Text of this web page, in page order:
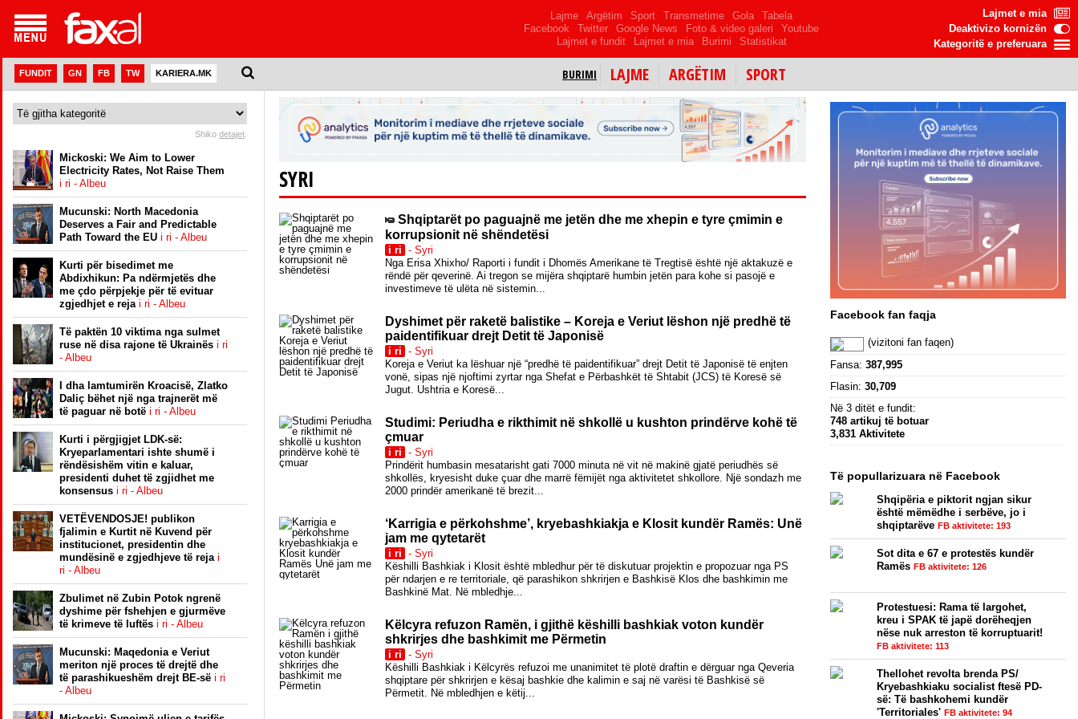
Lajme Argëtim Sport Transmetime Gola
Tabela
Facebook
Twitter Google News Foto & video galeri
Youtube
Lajmet e fundit
Lajmet e mia Burimi Statistikat
Lajmet e mia
Deaktivizo kornizën
Kategoritë e preferuara
FUNDIT GN FB TW KARIERA.MK BURIMI LAJME ARGËTIM SPORT
Shiko detajet
Mickoski: We Aim to Lower
Electricity Rates, Not Raise Them
i ri - Albeu
Mucunski: North Macedonia
Deserves a Fair and Predictable
Path Toward the EU i ri - Albeu
Kurti për bisedimet me
Abdixhikun: Pa ndërmjetës dhe
me çdo përpjekje për të evituar
zgjedhjet e reja i ri - Albeu
Të paktën 10 viktima nga sulmet
ruse në disa rajone të Ukrainës i ri
- Albeu
I dha lamtumirën Kroacisë, Zlatko
Daliç bëhet një nga trajnerët më
të paguar në botë i ri - Albeu
Kurti i përgjigjet LDK-së:
Kryeparlamentari ishte shumë i
rëndësishëm vitin e kaluar,
presidenti duhet të zgjidhet me
konsensus i ri - Albeu
VETËVENDOSJE! publikon
fjalimin e Kurtit në Kuvend për
institucionet, presidentin dhe
mundësinë e zgjedhjeve të reja i
ri - Albeu
Zbulimet në Zubin Potok ngrenë
dyshime për fshehjen e gjurmëve
të krimeve të luftës i ri - Albeu
Mucunski: Maqedonia e Veriut
meriton një proces të drejtë dhe
të parashikueshëm drejt BE-së i ri
- Albeu
SYRI
Shqiptarët po paguajnë me jetën dhe me xhepin e tyre çmimin e
korrupsionit në shëndetësi
i ri - Syri
Nga Erisa Xhixho/ Raporti i fundit i Dhomës Amerikane të Tregtisë është një aktakuzë e
rëndë për qeverinë. Ai tregon se mijëra shqiptarë humbin jetën para kohe si pasojë e
investimeve të ulëta në sistemin...
Dyshimet për raketë balistike – Koreja e Veriut lëshon një predhë të
paidentifikuar drejt Detit të Japonisë
i ri - Syri
Koreja e Veriut ka lëshuar një “predhë të paidentifikuar” drejt Detit të Japonisë të enjten
vonë, sipas një njoftimi zyrtar nga Shefat e Përbashkët të Shtabit (JCS) të Koresë së
Jugut. Ushtria e Koresë...
Studimi: Periudha e rikthimit në shkollë u kushton prindërve kohë të
çmuar
i ri - Syri
Prindërit humbasin mesatarisht gati 7000 minuta në vit në makinë gjatë periudhës së
shkollës, kryesisht duke çuar dhe marrë fëmijët nga aktivitetet shkollore. Një sondazh me
2000 prindër amerikanë të brezit...
‘Karrigia e përkohshme’, kryebashkiakja e Klosit kundër Ramës: Unë
jam me qytetarët
i ri - Syri
Këshilli Bashkiak i Klosit është mbledhur për të diskutuar projektin e propozuar nga PS
për ndarjen e re territoriale, që parashikon shkrirjen e Bashkisë Klos dhe bashkimin me
Bashkinë Mat. Në mbledhje...
Këlcyra refuzon Ramën, i gjithë këshilli bashkiak voton kundër
shkrirjes dhe bashkimit me Përmetin
i ri - Syri
Këshilli Bashkiak i Këlcyrës refuzoi me unanimitet të plotë draftin e dërguar nga Qeveria
shqiptare për shkrirjen e kësaj bashkie dhe kalimin e saj në varësi të Bashkisë së
Përmetit. Në mbledhjen e këtij...
Facebook fan faqja
(vizitoni fan faqen)
Fansa: 387,995
Flasin: 30,709
Në 3 ditët e fundit:
748 artikuj të botuar
3,831 Aktivitete
Të popullarizuara në Facebook
Shqipëria e piktorit ngjan sikur
është mëmëdhe i serbëve, jo i
shqiptarëve FB aktivitete: 193
Sot dita e 67 e protestës kundër
Ramës FB aktivitete: 126
Protestuesi: Rama të largohet,
kreu i SPAK të japë dorëheqjen
nëse nuk arreston të korruptuarit!
FB aktivitete: 113
Thellohet revolta brenda PS/
Kryebashkiaku socialist ftesë PD-
së: Të bashkohemi kundër
'Territoriales' FB aktivitete: 94